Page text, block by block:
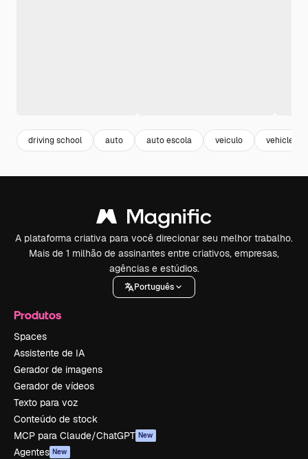
driving school auto auto escola veiculo vehicle
A plataforma criativa para você direcionar seu melhor trabalho.
Mais de 1 milhão de assinantes entre criativos, empresas,
agências e estúdios.
Português
Produtos
Spaces
Assistente de IA
Gerador de imagens
Gerador de vídeos
Texto para voz
Conteúdo de stock
MCP para Claude/ChatGPT New
Agentes New